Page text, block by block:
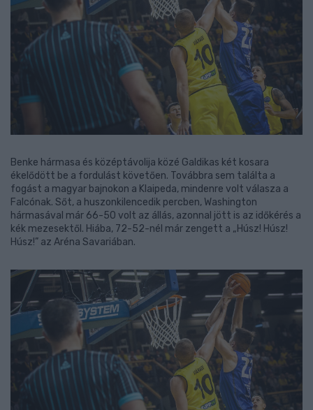
Benke hármasa és középtávolija közé Galdikas két kosara
ékelődött be a fordulást követően. Továbbra sem találta a
fogást a magyar bajnokon a Klaipeda, mindenre volt válasza a
Falcónak. Sőt, a huszonkilencedik percben, Washington
hármasával már 66-50 volt az állás, azonnal jött is az időkérés a
kék mezesektől. Hiába, 72-52-nél már zengett a „Húsz! Húsz!
Húsz!” az Aréna Savariában.